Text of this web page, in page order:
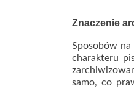
Znaczenie
Sposobów
charakteru
samo, co